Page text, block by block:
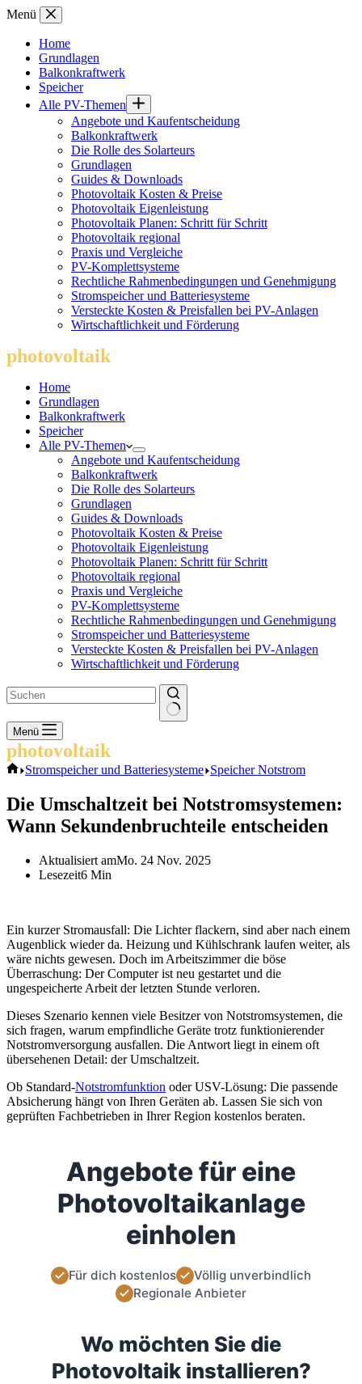
Zum
springen
Menü
Home
Grundlagen
Balkonkraftwerk
Speicher
Alle PV-Themen
Angebote und Kaufentscheidung
Balkonkraftwerk
Die Rolle des Solarteurs
Grundlagen
Guides & Downloads
Photovoltaik Kosten & Preise
Photovoltaik Eigenleistung
Photovoltaik Planen: Schritt für Schritt
Photovoltaik regional
Praxis und Vergleiche
PV-Komplettsysteme
Rechtliche Rahmenbedingungen und Genehmigung
Stromspeicher und Batteriesysteme
Versteckte Kosten & Preisfallen bei PV-Anlagen
Wirtschaftlichkeit und Förderung
photovoltaik
Home
Grundlagen
Balkonkraftwerk
Speicher
Alle PV-Themen
Angebote und Kaufentscheidung
Balkonkraftwerk
Die Rolle des Solarteurs
Grundlagen
Guides & Downloads
Photovoltaik Kosten & Preise
Photovoltaik Eigenleistung
Photovoltaik Planen: Schritt für Schritt
Photovoltaik regional
Praxis und Vergleiche
PV-Komplettsysteme
Rechtliche Rahmenbedingungen und Genehmigung
Stromspeicher und Batteriesysteme
Versteckte Kosten & Preisfallen bei PV-Anlagen
Wirtschaftlichkeit und Förderung
Keine
Ergebnisse
Menü
photovoltaik
Start
Stromspeicher und Batteriesysteme Speicher Notstrom
Die Umschaltzeit bei Notstromsystemen:
Wann Sekundenbruchteile entscheiden
Aktualisiert amMo. 24 Nov. 2025
Lesezeit6 Min
Ein kurzer Stromausfall: Die Lichter flackern, sind aber nach einem
Augenblick wieder da. Heizung und Kühlschrank laufen weiter, als
wäre nichts gewesen. Doch im Arbeitszimmer die böse
Überraschung: Der Computer ist neu gestartet und die
ungespeicherte Arbeit der letzten Stunde verloren.
Dieses Szenario kennen viele Besitzer von Notstromsystemen, die
sich fragen, warum empfindliche Geräte trotz funktionierender
Notstromversorgung ausfallen. Die Antwort liegt in einem oft
übersehenen Detail: der Umschaltzeit.
Ob Standard-Notstromfunktion oder USV-Lösung: Die passende
Absicherung hängt von Ihren Geräten ab. Lassen Sie sich von
geprüften Fachbetrieben in Ihrer Region kostenlos beraten.
Angebote für eine
Photovoltaikanlage
einholen
Für dich kostenlos
Völlig unverbindlich
Regionale Anbieter
Wo möchten Sie die
Photovoltaik installieren?